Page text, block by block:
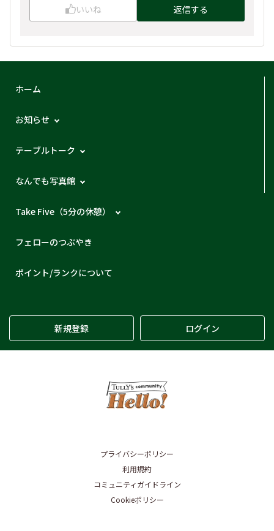
いいね 返信する
ホーム
お知らせ
テーブルトーク
なんでも写真館
Take Five（5分の休憩）
フェローのつぶやき
ポイント/ランクについて
新規登録 ログイン
プライバシーポリシー
利用規約
コミュニティガイドライン
Cookieポリシー